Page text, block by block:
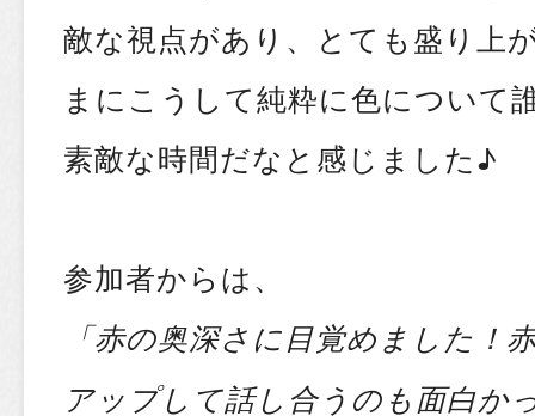
敵な視点があり、とても盛り上
まにこうして純粋に色について
素敵な時間だなと感じました♪
参加者からは、
「赤の奥深さに目覚めました！
アップして話し合うのも面白か